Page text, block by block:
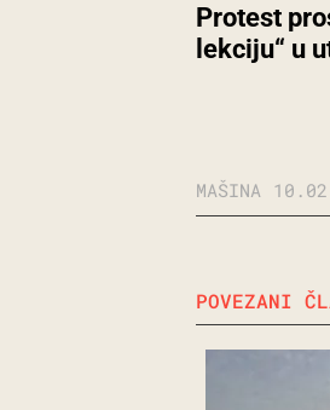
Protest
lekciju“ u
MAŠINA
POVEZANI